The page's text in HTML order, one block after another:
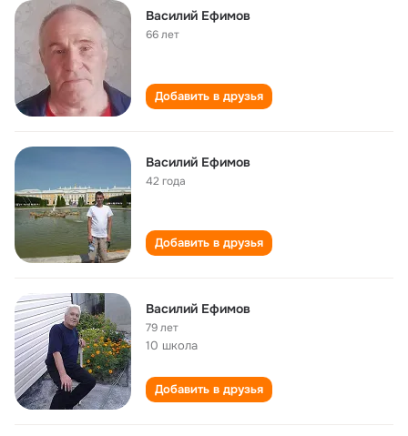
Василий Ефимов
66 лет
Добавить в друзья
Василий Ефимов
42 года
Добавить в друзья
Василий Ефимов
79 лет
10 школа
Добавить в друзья